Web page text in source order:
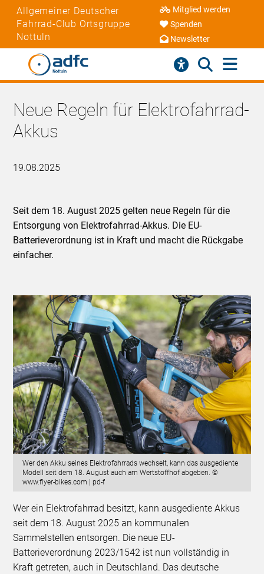
Allgemeiner Deutscher
Fahrrad-Club Ortsgruppe
Nottuln
Mitglied werden
Spenden
Newsletter
Neue Regeln für Elektrofahrrad-
Akkus
19.08.2025
Seit dem 18. August 2025 gelten neue Regeln für die
Entsorgung von Elektrofahrrad-Akkus. Die EU-
Batterieverordnung ist in Kraft und macht die Rückgabe
einfacher.
Wer den Akku seines Elektrofahrrads wechselt, kann das ausgediente
Modell seit dem 18. August auch am Wertstoffhof abgeben. ©
www.flyer-bikes.com | pd-f
Wer ein Elektrofahrrad besitzt, kann ausgediente Akkus
seit dem 18. August 2025 an kommunalen
Sammelstellen entsorgen. Die neue EU-
Batterieverordnung 2023/1542 ist nun vollständig in
Kraft getreten, auch in Deutschland. Das deutsche